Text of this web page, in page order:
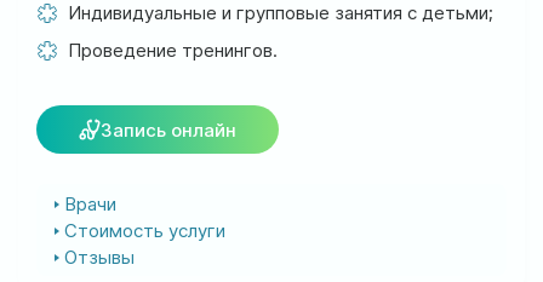
Мы работаем:
Пн-Пт: 8:00-19:00
Вс: 9:00-17:00
Индивидуальные и групповые занятия с детьми;
Проведение тренингов.
Запись онлайн
Врачи
Стоимость услуги
Отзывы